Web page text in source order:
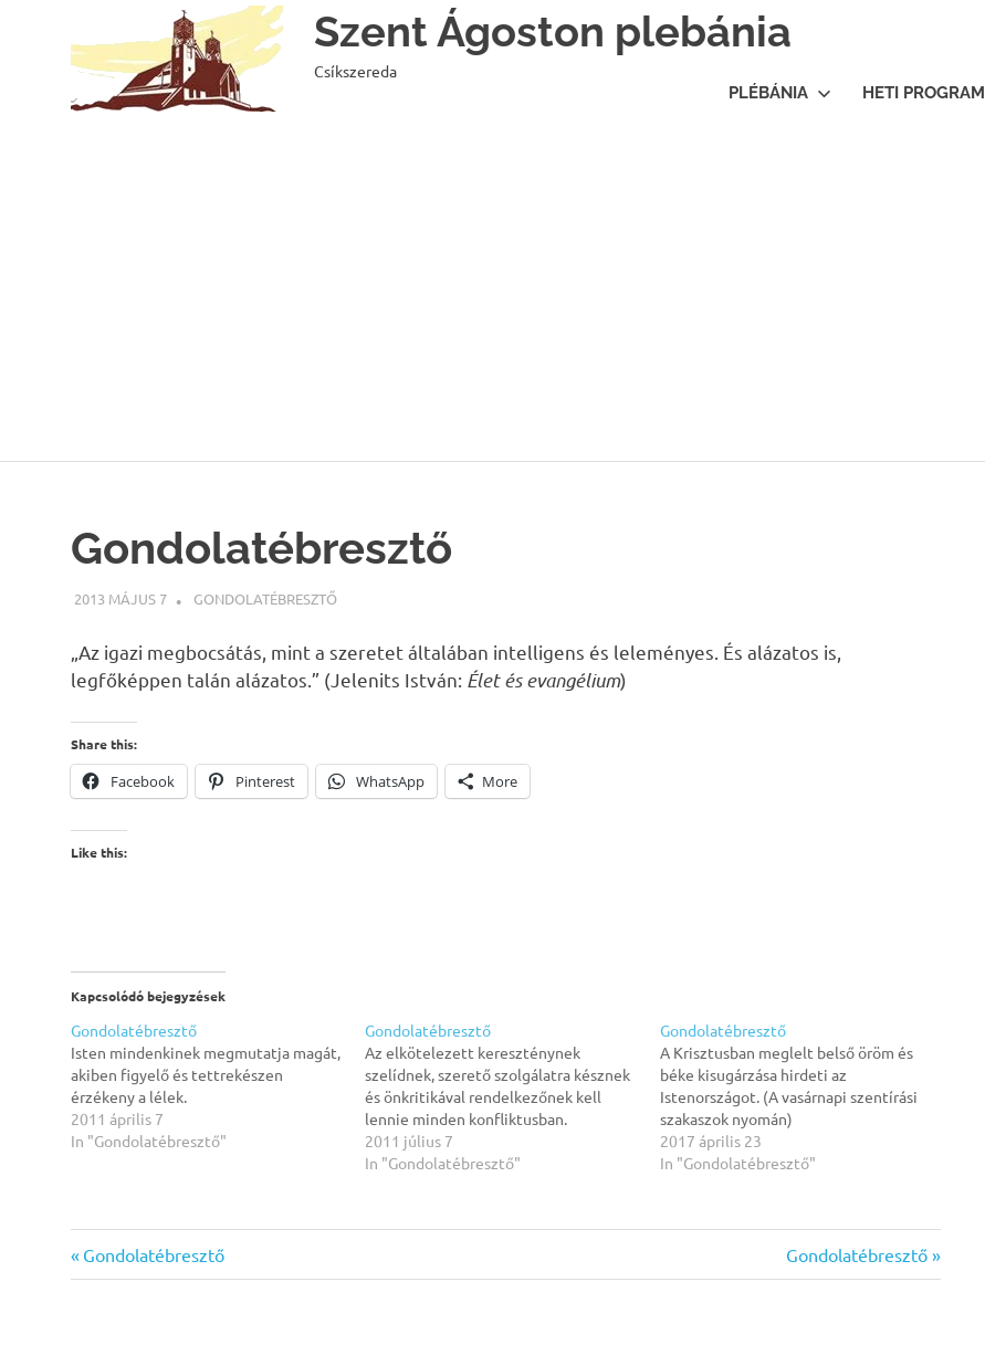
Szent Ágoston plebánia
Csíkszereda
PLÉBÁNIA
HETI PROGRAM
Gondolatébresztő
2013 MÁJUS 7 WEBMESTER
GONDOLATÉBRESZTŐ
„Az igazi megbocsátás, mint a szeretet általában intelligens és leleményes. És alázatos is,
legfőképpen talán alázatos.” (Jelenits István: Élet és evangélium)
Share this:
Facebook Pinterest WhatsApp More
Like this:
Kapcsolódó bejegyzések
Gondolatébresztő
Isten mindenkinek megmutatja magát,
akiben figyelő és tettrekészen
érzékeny a lélek.
2011 április 7
In "Gondolatébresztő"
Gondolatébresztő
Az elkötelezett kereszténynek
szelídnek, szerető szolgálatra késznek
és önkritikával rendelkezőnek kell
lennie minden konfliktusban.
2011 július 7
In "Gondolatébresztő"
Gondolatébresztő
A Krisztusban meglelt belső öröm és
béke kisugárzása hirdeti az
Istenországot. (A vasárnapi szentírási
szakaszok nyomán)
2017 április 23
In "Gondolatébresztő"
Bejegyzés
Previous
Post:
Gondolatébresztő
Next
Post:
Gondolatébresztő